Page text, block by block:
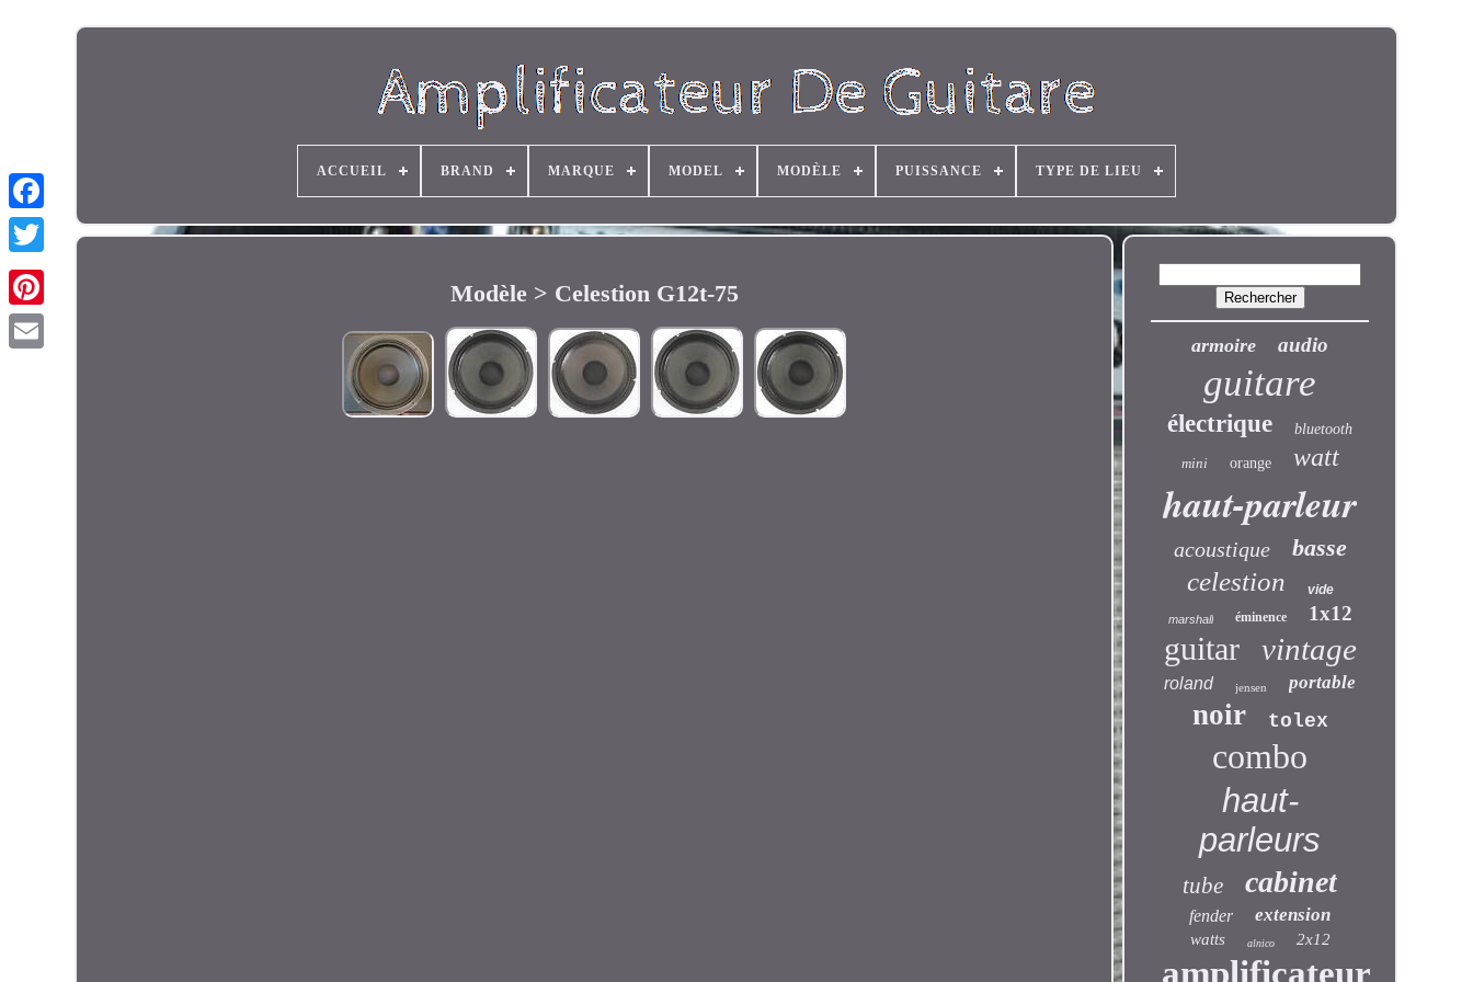
ACCUEIL BRAND MARQUE MODEL MODÈLE PUISSANCE TYPE DE LIEU
Modèle > Celestion G12t-75
armoire audio
guitare
électrique bluetooth
mini orange watt
haut-parleur
acoustique basse
celestion vide
marshall éminence 1x12
guitar vintage
roland jensen portable
noir tolex
combo
haut-
parleurs
tube cabinet
fender extension
watts alnico 2x12
amplificateur